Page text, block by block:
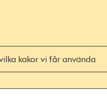
kakor vi får använda